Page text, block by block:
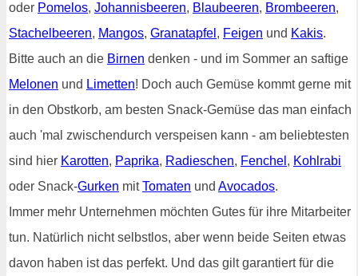
oder Pomelos, Johannisbeeren, Blaubeeren, Brombeeren,
Stachelbeeren, Mangos, Granatapfel , Feigen und Kakis.
Bitte auch an die Birnen denken - und im Sommer an saftige
Melonen und Limetten! Doch auch Gemüse kommt gerne mit
in den Obstkorb, am besten Snack-Gemüse das man einfach
auch 'mal zwischendurch verspeisen kann - am beliebtesten
sind hier Karotten, Paprika, Radieschen, Fenchel , Kohlrabi
oder Snack-Gurken mitTomaten und Avocados.
Immer mehr Unternehmen möchten Gutes für ihre Mitarbeiter
tun. Natürlich nicht selbstlos, aber wenn beide Seiten etwas
davon haben ist das perfekt. Und das gilt garantiert für die